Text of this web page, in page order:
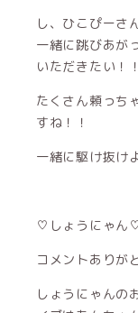
し、ひこぴーさ
一緒に跳びあが
いただきたい！！
たくさん頼っち
すね！！
一緒に駆け抜け
♡しょうにゃん
コメントありが
しょうにゃんの